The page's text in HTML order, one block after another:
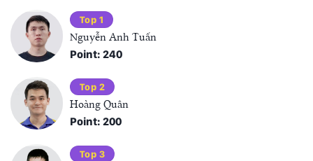
Top 1
Nguyễn Anh Tuấn
Point: 240
Top 2
Hoàng Quân
Point: 200
Top 3